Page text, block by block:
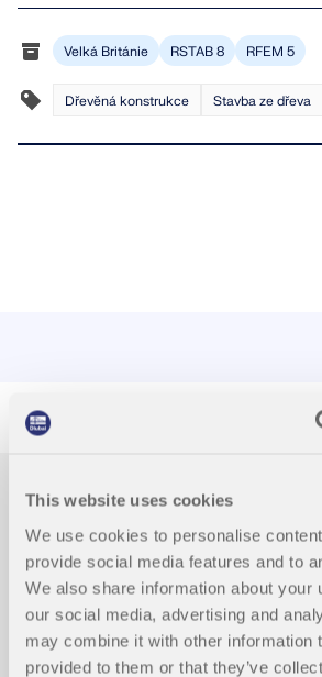
This website uses cookies
We use cookies to personalise
provide social media features and to
We also share information about your
our social media, advertising and
may combine it with other information
provided to them or that they’ve
Velká Británie RSTAB 8 RFEM 5
Dřevěná konstrukce Stavba ze dřeva
Videa